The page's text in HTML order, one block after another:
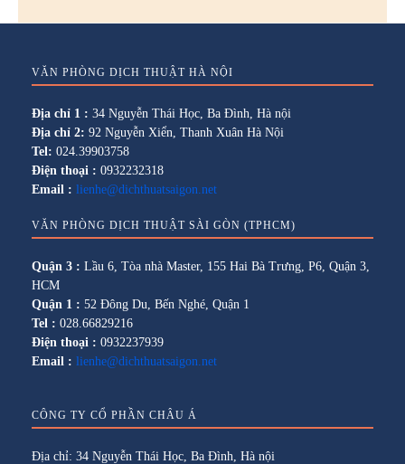
VĂN PHÒNG DỊCH THUẬT HÀ NỘI
Địa chỉ 1 : 34 Nguyễn Thái Học, Ba Đình, Hà nội
Địa chỉ 2: 92 Nguyễn Xiển, Thanh Xuân Hà Nội
Tel: 024.39903758
Điện thoại : 0932232318
Email : lienhe@dichthuatsaigon.net
VĂN PHÒNG DỊCH THUẬT SÀI GÒN (TPHCM)
Quận 3 : Lầu 6, Tòa nhà Master, 155 Hai Bà Trưng, P6, Quận 3,
HCM
Quận 1 : 52 Đông Du, Bến Nghé, Quận 1
Tel : 028.66829216
Điện thoại : 0932237939
Email : lienhe@dichthuatsaigon.net
CÔNG TY CỔ PHẦN CHÂU Á
Địa chỉ: 34 Nguyễn Thái Học, Ba Đình, Hà nội